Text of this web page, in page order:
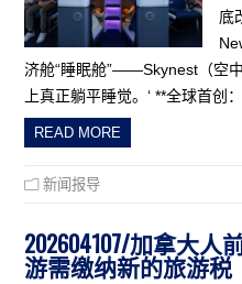
底
济舱“睡眠舱”——Skynest（空
上真正躺平睡觉。‘ **全球首创
READ MORE
新闻报导
202604107/加拿大
游需缴纳新的旅游税